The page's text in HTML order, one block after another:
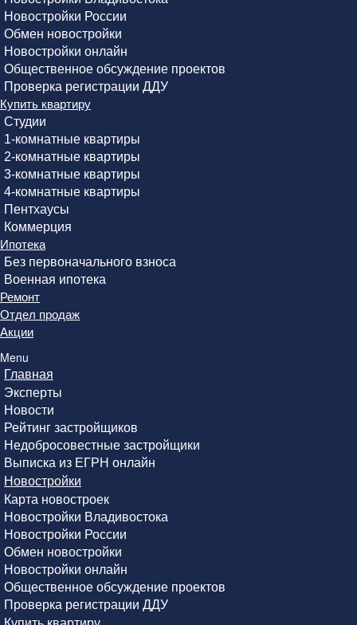
Новостройки России
Обмен новостройки
Новостройки онлайн
Общественное обсуждение проектов
Проверка регистрации ДДУ
Купить квартиру
Студии
1-комнатные квартиры
2-комнатные квартиры
3-комнатные квартиры
4-комнатные квартиры
Пентхаусы
Коммерция
Ипотека
Без первоначального взноса
Военная ипотека
Ремонт
Отдел продаж
Акции
Menu
Главная
Эксперты
Новости
Рейтинг застройщиков
Недобросовестные застройщики
Выписка из ЕГРН онлайн
Новостройки
Карта новостроек
Новостройки Владивостока
Новостройки России
Обмен новостройки
Новостройки онлайн
Общественное обсуждение проектов
Проверка регистрации ДДУ